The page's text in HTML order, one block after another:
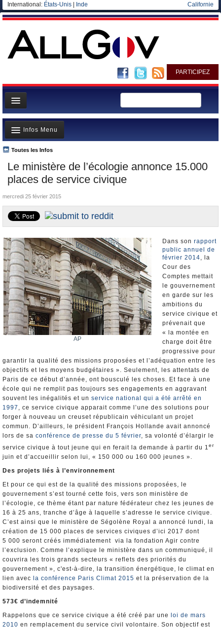
International: États-Unis Inde Californie
PARTICIPEZ
Page d'accueil
Infos
Gouvernement
Ministères/Directions
Blog
Elections européennes
Le ministère de l’écologie annonce 15.000
places de service civique
Toutes les Infos
Infos Menu
A la Une
Polémiques
Où va l’argent?
La France et le Monde
Nominations et Démissions
Elections européennes
Infos insolites
mercredi 25 février 2015
AP
Dans son rapport
public annuel de
février 2014, la
Cour des
Comptes mettait
le gouvernement
en garde sur les
ambitions du
service civique et
prévenait que
« la montée en
charge doit être
progressive pour
garantir la qualité des missions proposées et l’adéquation entre les
objectifs et les moyens budgétaires ». Seulement, les attentats de
Paris de ce début d’année, ont bousculé les choses. Et face à une
école qui ne remplit pas toujours ses engagements en aggravant
souvent les inégalités et un service national qui a été arrêté en
1997 , ce service civique apparait comme l’une des solutions pour
forger à nouveau un creuset républicain véhiculant un projet
commun. D’ailleurs, le président François Hollande avait annoncé
lors de sa conférence de presse du 5 février, sa volonté d’élargir le
service civique à tout jeune qui en ferait la demande à partir du 1er
juin et d’accueillir selon lui, « 150 000 ou 160 000 jeunes ».
Des projets liés à l’environnement
Et pour ce qui est de la qualité des missions proposées, le
gouvernement s’est tourné cette fois, vers son ministère de
l’écologie, ce thème étant par nature fédérateur chez les jeunes de
16 à 25 ans, tranche d’âge à laquelle s’adresse le service civique.
C’est ainsi que le ministère de Ségolène Royal a annoncé lundi, la
création de 15 000 places de services civiques d’ici 2017 dont
5 000 seront créés immédiatement via la fondation Agir contre
l’exclusion. Comme l’explique le ministère dans un communiqué, il
couvrira les trois grands secteurs « reflets des priorités du
gouvernement », c'est-à-dire, la transition énergétique, le climat en
lien avec
la conférence Paris Climat 2015 et la préservation de la
biodiversité et des paysages.
573€ d’indemnité
Rappelons que ce service civique a été créé par une
loi de mars
2010 en remplacement du service civil volontaire. Son objectif est